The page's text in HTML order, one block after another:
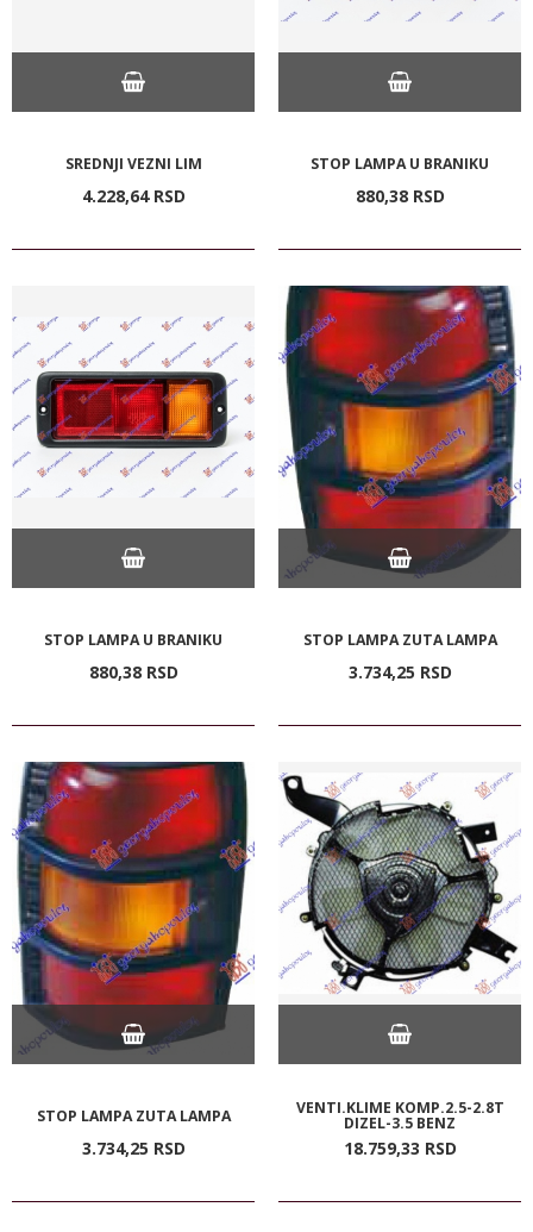
SREDNJI VEZNI LIM
4.228,64 RSD
STOP LAMPA U BRANIKU
880,38 RSD
STOP LAMPA U BRANIKU
880,38 RSD
STOP LAMPA ZUTA LAMPA
3.734,25 RSD
STOP LAMPA ZUTA LAMPA
3.734,25 RSD
VENTI.KLIME KOMP.2.5-2.8T
DIZEL-3.5 BENZ
18.759,33 RSD